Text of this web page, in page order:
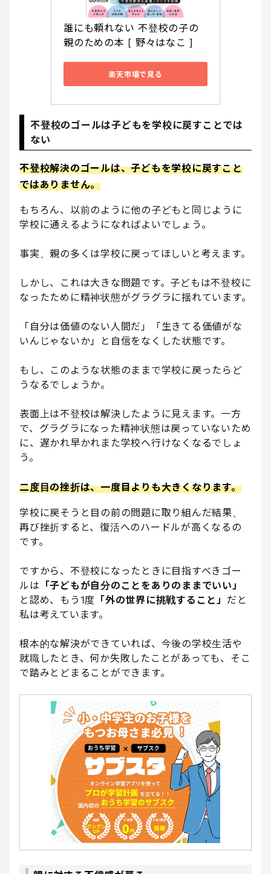
誰にも頼れない 不登校の子の
親のための本 [ 野々はなこ ]
楽天市場で見る
不登校のゴールは子どもを学校に戻すことでは
ない
不登校解決のゴールは、子どもを学校に戻すこと
ではありません。
もちろん、以前のように他の子どもと同じように
学校に通えるようになればよいでしょう。
事実、親の多くは学校に戻ってほしいと考えます。
しかし、これは大きな問題です。子どもは不登校に
なったために精神状態がグラグラに揺れています。
「自分は価値のない人間だ」「生きてる価値がな
いんじゃないか」と自信をなくした状態です。
もし、このような状態のままで学校に戻ったらど
うなるでしょうか。
表面上は不登校は解決したように見えます。一方
で、グラグラになった精神状態は戻っていないため
に、遅かれ早かれまた学校へ行けなくなるでしょ
う。
二度目の挫折は、一度目よりも大きくなります。
学校に戻そうと目の前の問題に取り組んだ結果、
再び挫折すると、復活へのハードルが高くなるの
です。
ですから、不登校になったときに目指すべきゴー
ルは 「子どもが自分のことをありのままでいい」
と認め、もう1度 「外の世界に挑戦すること」 だと
私は考えています。
根本的な解決ができていれば、今後の学校生活や
就職したとき、何か失敗したことがあっても、そこ
で踏みとどまることができます。